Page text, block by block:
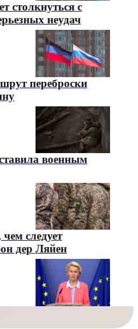
с
неудач
переброски
военным
следует
дер Ляйен